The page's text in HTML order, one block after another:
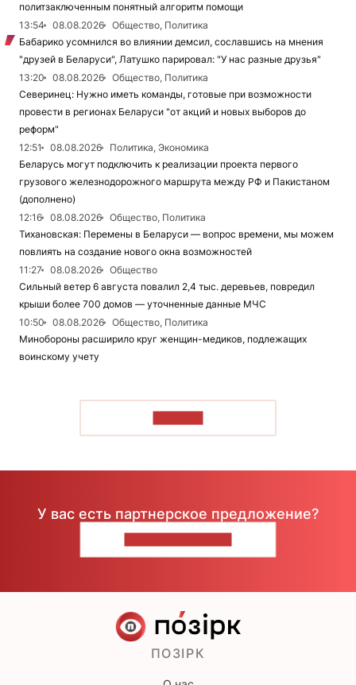
политзаключенным понятный алгоритм помощи
13:54
08.08.2026
Общество, Политика
Бабарико усомнился во влиянии демсил, сославшись на мнения
"друзей в Беларуси", Латушко парировал: "У нас разные друзья"
13:20
08.08.2026
Общество, Политика
Северинец: Нужно иметь команды, готовые при возможности
провести в регионах Беларуси "от акций и новых выборов до
реформ"
12:51
08.08.2026
Политика, Экономика
Беларусь могут подключить к реализации проекта первого
грузового железнодорожного маршрута между РФ и Пакистаном
(дополнено)
12:16
08.08.2026
Общество, Политика
Тихановская: Перемены в Беларуси — вопрос времени, мы можем
повлиять на создание нового окна возможностей
11:27
08.08.2026
Общество
Сильный ветер 6 августа повалил 2,4 тыс. деревьев, повредил
крыши более 700 домов — уточненные данные МЧС
10:50
08.08.2026
Общество, Политика
Минобороны расширило круг женщин-медиков, подлежащих
воинскому учету
У вас есть партнерское предложение?
ПОЗІРК